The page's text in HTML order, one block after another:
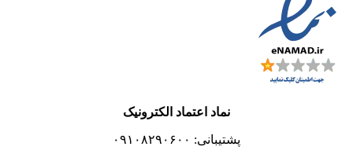
نماد اعتماد الکترونیک
پشتیبانی: ۰۹۱۰۸۲۹۰۶۰۰